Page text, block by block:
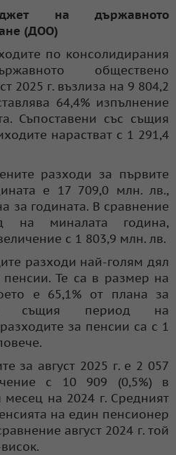
на държавното
(ДОО)
по консолидирания
обществено
2025 г. възлиза на 9 804,2
64,4% изпълнение
Съпоставени със същия
нарастват с 1 291,4
разходи за първите
е 17 709,0 млн. лв.,
за годината. В сравнение
на миналата година,
с 1 803,9 млн. лв.
разходи най-голям дял
пенсии. Те са в размер на
е 65,1% от плана за
същия период на
за пенсии са с 1
за август 2025 г. е 2 057
с 10 909 (0,5%) в
на 2024 г. Средният
на един пенсионер
август 2024 г. той